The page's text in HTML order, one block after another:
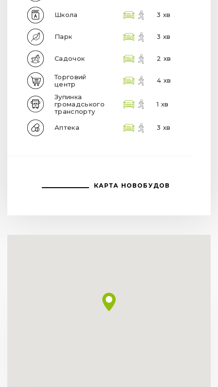
Школа 3 хв
Парк 3 хв
Садочок 2 хв
Торговий
центр
4 хв
Зупинка
громадського
транспорту
1 хв
Аптека 3 хв
КАРТА НОВОБУДОВ